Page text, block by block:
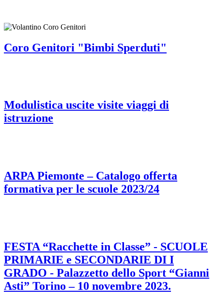
Coro Genitori "Bimbi Sperduti"
Modulistica uscite visite viaggi di
istruzione
ARPA Piemonte – Catalogo offerta
formativa per le scuole 2023/24
FESTA “Racchette in Classe” - SCUOLE
PRIMARIE e SECONDARIE DI I
GRADO - Palazzetto dello Sport “Gianni
Asti” Torino – 10 novembre 2023.